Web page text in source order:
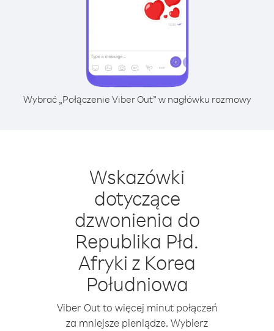
Wybrać „Połączenie Viber Out” w nagłówku rozmowy
Wskazówki
dotyczące
dzwonienia do
Republika Płd.
Afryki z Korea
Południowa
Viber Out to więcej minut połączeń
za mniejsze pieniądze. Wybierz